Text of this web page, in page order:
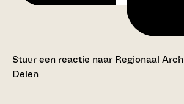
Stuur een reactie naar Regionaal
Delen